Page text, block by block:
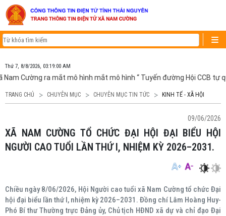
Thứ 7, 8/8/2026, 03:19:00 AM
Cường ra mắt mô hình mắt mô hình “ Tuyến đường Hội CCB tự
TRANG CHỦ CHUYÊN MỤC CHUYÊN MỤC TIN TỨC KINH TẾ - XÃ HỘI
09/06/2026
XÃ NAM CƯỜNG TỔ CHỨC ĐẠI HỘI ĐẠI BIỂU HỘI
NGƯỜI CAO TUỔI LẦN THỨ I, NHIỆM KỲ 2026–2031.
Chiều ngày 8/06/2026, Hội Người cao tuổi xã Nam Cường tổ chức Đại
hội đại biểu lần thứ I, nhiệm kỳ 2026–2031. Đồng chí Lâm Hoàng Huy-
Phó Bí thư Thường trực Đảng ủy, Chủ tịch HĐND xã dự và chỉ đạo Đại